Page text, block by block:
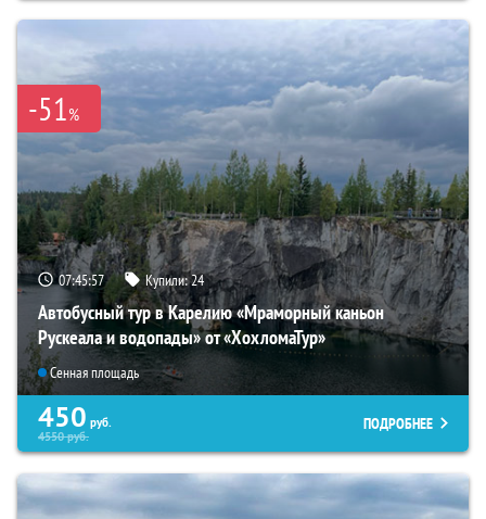
-51%
07:45:55 Купили:24
Автобусный тур в Карелию «Мраморный каньон
Рускеала и водопады» от «ХохломаТур»
Сенная площадь
450 руб.
4550руб.
ПОДРОБНЕЕ